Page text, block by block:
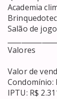
Academia
Salão de
Valores
Valor de
Condomínio:
IPTU: R$